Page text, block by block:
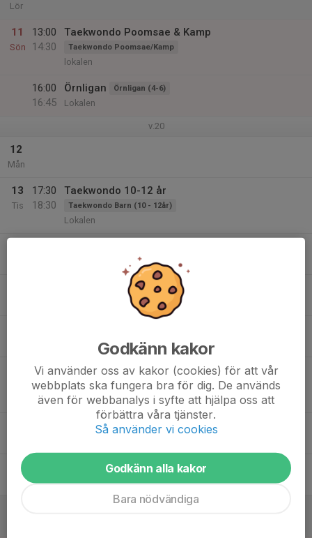
Lör
11
Sön
13:00
14:30
Taekwondo Poomsae & Kamp
Taekwondo Poomsae/Kamp
lokalen
16:00
16:45
Örnligan Örnligan (4-6)
Lokalen
v.20
12
Mån
13
Tis
17:30
18:30
Taekwondo 10-12 år
Taekwondo Barn (10 - 12år)
Lokalen
18:00
19:00
Taekwondo 10-12 år
Taekwondo Barn (10 - 12år)
Lokalen
Taekwondo 12+ år Taekwondo (12+)
16
Godkänn kakor
Vi använder oss av kakor (cookies) för att vår
webbplats ska fungera bra för dig. De används
även för webbanalys i syfte att hjälpa oss att
förbättra våra tjänster.
Så använder vi cookies
Godkänn alla kakor
Bara nödvändiga